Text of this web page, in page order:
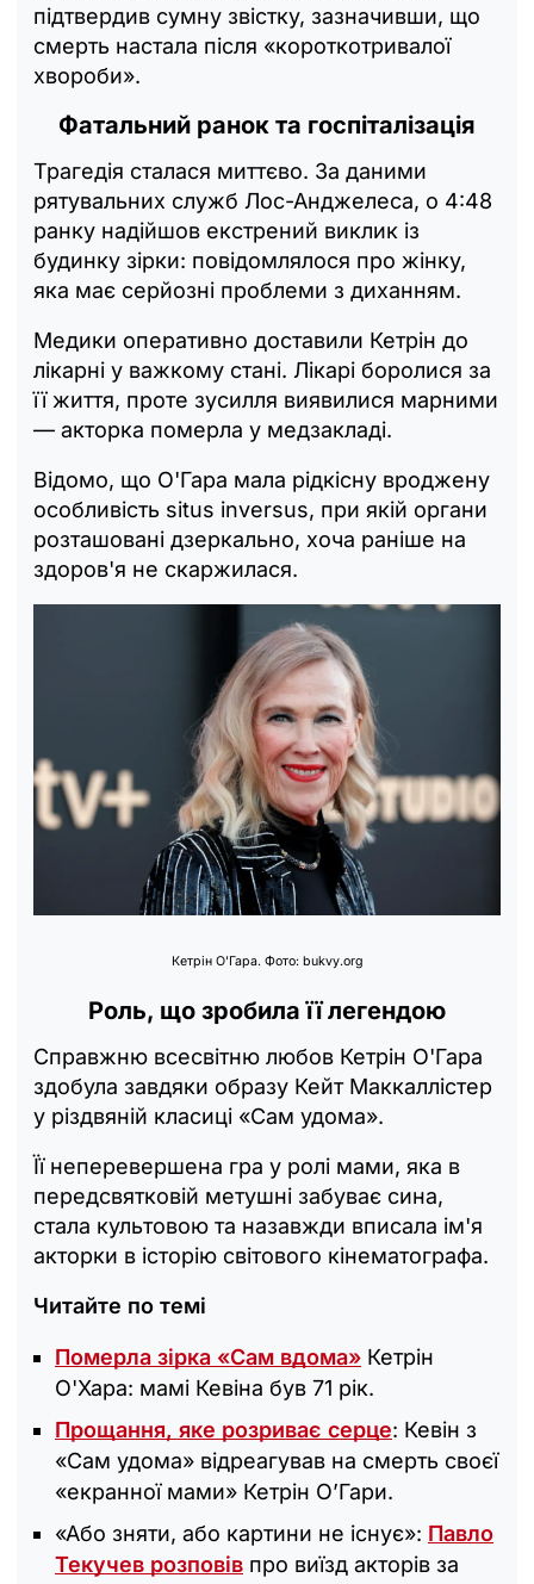
підтвердив сумну звістку, зазначивши, що
смерть настала після «короткотривалої
хвороби».
Фатальний ранок та госпіталізація
Трагедія сталася миттєво. За даними
рятувальних служб Лос-Анджелеса, о 4:48
ранку надійшов екстрений виклик із
будинку зірки: повідомлялося про жінку,
яка має серйозні проблеми з диханням.
Медики оперативно доставили Кетрін до
лікарні у важкому стані. Лікарі боролися за
її життя, проте зусилля виявилися марними
— акторка померла у медзакладі.
Відомо, що О'Гара мала рідкісну вроджену
особливість situs inversus, при якій органи
розташовані дзеркально, хоча раніше на
здоров'я не скаржилася.
Кетрін О'Гара. Фото: bukvy.org
Роль, що зробила її легендою
Справжню всесвітню любов Кетрін О'Гара
здобула завдяки образу Кейт Маккаллістер
у різдвяній класиці «Сам удома».
Її неперевершена гра у ролі мами, яка в
передсвятковій метушні забуває сина,
стала культовою та назавжди вписала ім'я
акторки в історію світового кінематографа.
Читайте по темі
Померла зірка «Сам вдома» Кетрін
О'Хара: мамі Кевіна був 71 рік.
Прощання, яке розриває серце: Кевін з
«Сам удома» відреагував на смерть своєї
«екранної мами» Кетрін О’Гари.
«Або зняти, або картини не існує»: Павло
Текучев розповів про виїзд акторів за